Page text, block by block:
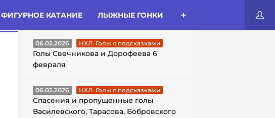
ФИГУРНОЕ КАТАНИЕ ЛЫЖНЫЕ ГОНКИ
ГОЛЫ С ПОДСКАЗКАМИ
06.02.2026 НХЛ. Голы с подсказками
Голы Свечникова и Дорофеева 6
февраля
06.02.2026 НХЛ. Голы с подсказками
Спасения и пропущенные голы
Василевского, Тарасова, Бобровского